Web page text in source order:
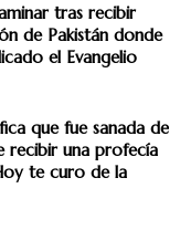
tras recibir
de Pakistán donde
el Evangelio
que fue sanada de
recibir una profecía
te curo de la